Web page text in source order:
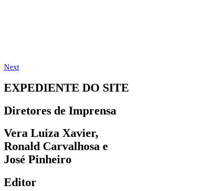
Next
EXPEDIENTE DO SITE
Diretores de Imprensa
Vera Luiza Xavier,
Ronald Carvalhosa e
José Pinheiro
Editor